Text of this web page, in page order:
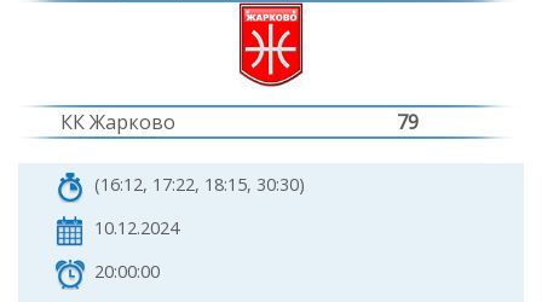
КК Жарково 79
(16:12, 17:22, 18:15, 30:30)
10.12.2024
20:00:00